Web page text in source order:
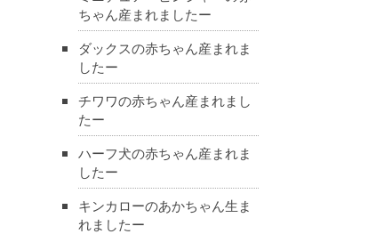
ちゃん産まれましたー
ダックスの赤ちゃん産まれま
したー
チワワの赤ちゃん産まれまし
たー
ハーフ犬の赤ちゃん産まれま
したー
キンカローのあかちゃん生ま
れましたー